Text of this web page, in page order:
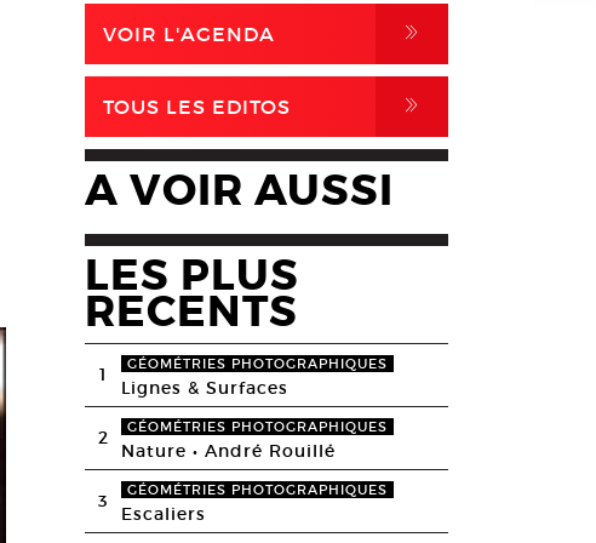
VOIR L'AGENDA ,
TOUS LES EDITOS ,
A VOIR AUSSI
LES PLUS
RECENTS
1 GÉOMÉTRIES PHOTOGRAPHIQUES
Lignes & Surfaces
2 GÉOMÉTRIES PHOTOGRAPHIQUES
Nature • André Rouillé
3 GÉOMÉTRIES PHOTOGRAPHIQUES
Escaliers